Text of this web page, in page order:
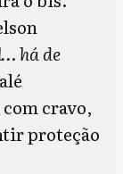
há de
cravo,
proteção